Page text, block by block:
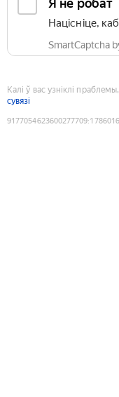
Я не робат
Націсніце,
SmartCaptcha
Калі ў вас узніклі
сувязі
9177054623600277709: